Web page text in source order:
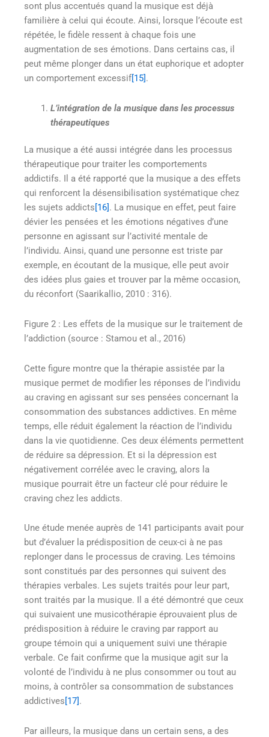
sont plus accentués quand la musique est déjà
familière à celui qui écoute. Ainsi, lorsque l’écoute est
répétée, le fidèle ressent à chaque fois une
augmentation de ses émotions. Dans certains cas, il
peut même plonger dans un état euphorique et adopter
un comportement excessif[15].
L’intégration de la musique dans les processus
thérapeutiques
La musique a été aussi intégrée dans les processus
thérapeutique pour traiter les comportements
addictifs. Il a été rapporté que la musique a des effets
qui renforcent la désensibilisation systématique chez
les sujets addicts [16] . La musique en effet, peut faire
dévier les pensées et les émotions négatives d’une
personne en agissant sur l’activité mentale de
l’individu. Ainsi, quand une personne est triste par
exemple, en écoutant de la musique, elle peut avoir
des idées plus gaies et trouver par la même occasion,
du réconfort (Saarikallio, 2010 : 316).
Figure 2 : Les effets de la musique sur le traitement de
l’addiction (source : Stamou et al., 2016)
Cette figure montre que la thérapie assistée par la
musique permet de modifier les réponses de l’individu
au craving en agissant sur ses pensées concernant la
consommation des substances addictives. En même
temps, elle réduit également la réaction de l’individu
dans la vie quotidienne. Ces deux éléments permettent
de réduire sa dépression. Et si la dépression est
négativement corrélée avec le craving, alors la
musique pourrait être un facteur clé pour réduire le
craving chez les addicts.
Une étude menée auprès de 141 participants avait pour
but d’évaluer la prédisposition de ceux-ci à ne pas
replonger dans le processus de craving. Les témoins
sont constitués par des personnes qui suivent des
thérapies verbales. Les sujets traités pour leur part,
sont traités par la musique. Il a été démontré que ceux
qui suivaient une musicothérapie éprouvaient plus de
prédisposition à réduire le craving par rapport au
groupe témoin qui a uniquement suivi une thérapie
verbale. Ce fait confirme que la musique agit sur la
volonté de l’individu à ne plus consommer ou tout au
moins, à contrôler sa consommation de substances
addictives[17].
Par ailleurs, la musique dans un certain sens, a des